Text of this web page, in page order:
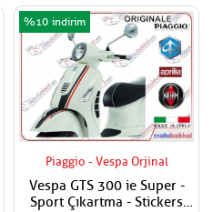
Piaggio - Vespa Orjinal
Vespa GTS 300 ie Super -
Sport Çıkartma - Stickers
%10